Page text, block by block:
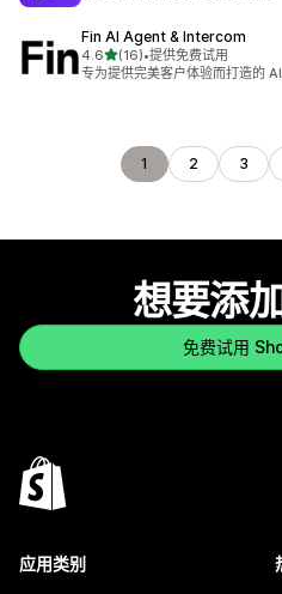
Fin AI Agent & Intercom
4.6星（满分 5 星）
(16)
总共 16 条评论
•提供免费试用
专为提供完美客户体验而打造的 AI
1 2 3
想要添
免费试用
应用类别